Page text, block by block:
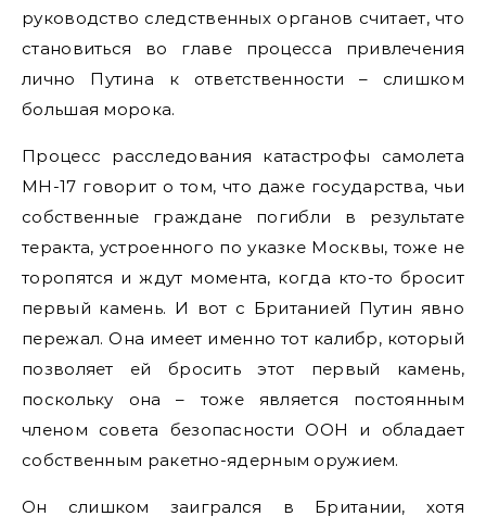
руководство следственных органов считает, что
становиться во главе процесса привлечения
лично Путина к ответственности – слишком
большая морока.
Процесс расследования катастрофы самолета
МН-17 говорит о том, что даже государства, чьи
собственные граждане погибли в результате
теракта, устроенного по указке Москвы, тоже не
торопятся и ждут момента, когда кто-то бросит
первый камень. И вот с Британией Путин явно
пережал. Она имеет именно тот калибр, который
позволяет ей бросить этот первый камень,
поскольку она – тоже является постоянным
членом совета безопасности ООН и обладает
собственным ракетно-ядерным оружием.
Он слишком заигрался в Британии, хотя